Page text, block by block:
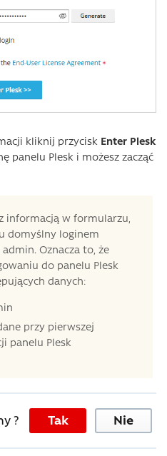
kliknij przycisk Enter Plesk
panelu Plesk i możesz zacząć
informacją w formularzu,
domyślny loginem
Oznacza to, że
do panelu Plesk
danych:
przy pierwszej
panelu Plesk
? Tak Nie